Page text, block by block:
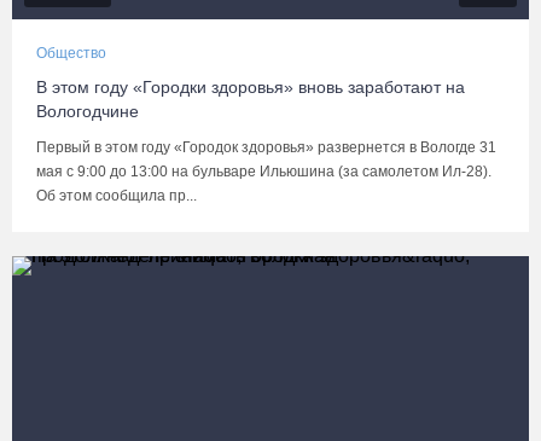
Общество
В этом году «Городки здоровья» вновь заработают на
Вологодчине
Первый в этом году «Городок здоровья» развернется в Вологде 31
мая с 9:00 до 13:00 на бульваре Ильюшина (за самолетом Ил-28).
Об этом сообщила пр...